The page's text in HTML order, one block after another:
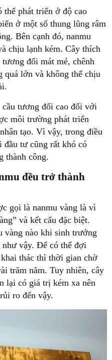
thể phát triển ở độ cao
ở một số thung lũng râm
Bên cạnh đó, nanmu
chịu lạnh kém. Cây thích
đối mát mẻ, chênh
quá lớn và không thể chịu
cầu tương đối cao đối với
môi trường phát triển
tạo. Vì vậy, trong điều
tư cũng rất khó có
thành công.
đều trở thành
gọi là nanmu vàng là vì
và kết cấu đặc biệt.
vàng nào khi sinh trưởng
như vậy. Để có thể đợi
thác thì thời gian chờ
trăm năm. Tuy nhiên, cây
lại có giá trị kém xa nên
ro đến vậy.